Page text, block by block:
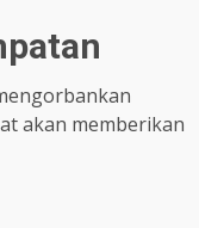
akan memberikan